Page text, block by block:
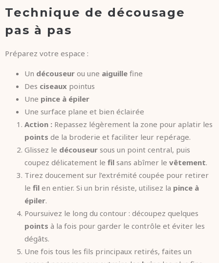
Technique de décousage
pas à pas
Préparez votre espace :
Un découseur ou une aiguille fine
Des ciseaux pointus
Une pince à épiler
Une surface plane et bien éclairée
Action : Repassez légèrement la zone pour aplatir les
points de la broderie et faciliter leur repérage.
Glissez le découseur sous un point central, puis
coupez délicatement le fil sans abîmer le vêtement.
Tirez doucement sur l’extrémité coupée pour retirer
le fil en entier. Si un brin résiste, utilisez la pince à
épiler.
Poursuivez le long du contour : découpez quelques
points à la fois pour garder le contrôle et éviter les
dégâts.
Une fois tous les fils principaux retirés, faites un